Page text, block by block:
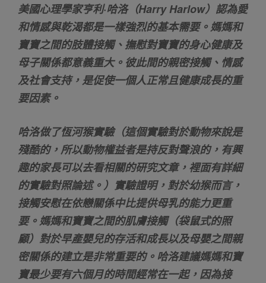
美國心理學家亨利·哈洛（Harry Harlow）認為愛
和情感與乾渴都是一樣強烈的基本需要。媽媽和
寶寶之間的肢體接觸、撫慰對寶寶的身心健康及
母子關係都意義重大。彼此間的親密接觸、情感
及社會支持，是促使一個人正常且健康成長的重
要因素。
哈洛做了恆河猴實驗（這個實驗對於動物來說是
殘酷的，所以動物權益者是持反對聲浪的，有興
趣的家長可以去看相關的研究文章，裡面有詳細
的實驗對照論述。）實驗證明，對於幼猴而言，
接觸安慰在依戀關係中比提供母乳的能力更重
要。媽媽和寶寶之間的肌膚接觸（袋鼠式的照
顧）對於早產嬰兒的存活和成長以及母嬰之間親
密關係的建立是非常重要的。哈洛建議媽媽和寶
寶最少要有六個月的時間經常在一起，因為接